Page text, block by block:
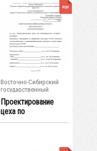
Восточно-Сибирский
государственный
университет...
Проектирование
цеха по
производству